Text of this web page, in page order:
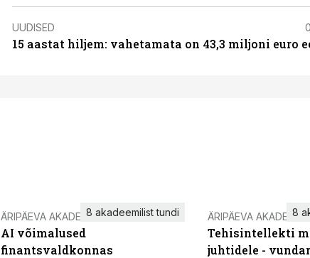
UUDISED
15 aastat hiljem: vahetamata on 43,3 miljoni euro
ÄRIPÄEVA AKADEEMIA
AI võimalused
finantsvaldkonnas
8 akadeemilist tundi ÄRIPÄEVA AKADEEMIA
Tehisintellekti
juhtidele -
8